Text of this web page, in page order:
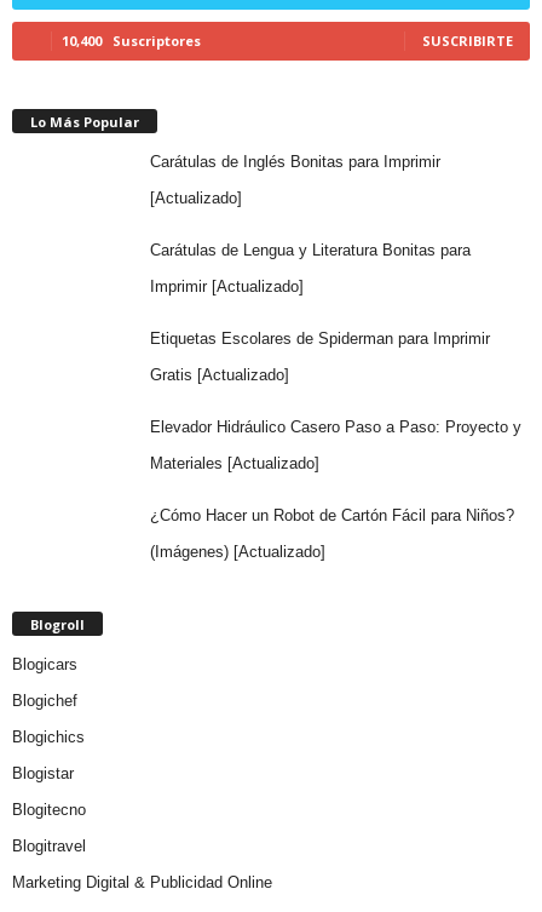
10,400 Suscriptores SUSCRIBIRTE
Lo Más Popular
Carátulas de Inglés Bonitas para Imprimir
[Actualizado]
Carátulas de Lengua y Literatura Bonitas para
Imprimir [Actualizado]
Etiquetas Escolares de Spiderman para Imprimir
Gratis [Actualizado]
Elevador Hidráulico Casero Paso a Paso: Proyecto y
Materiales [Actualizado]
¿Cómo Hacer un Robot de Cartón Fácil para Niños?
(Imágenes) [Actualizado]
Blogroll
Blogicars
Blogichef
Blogichics
Blogistar
Blogitecno
Blogitravel
Marketing Digital & Publicidad Online